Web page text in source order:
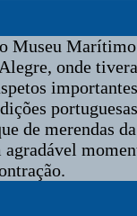
Museu
onde
de merendas da